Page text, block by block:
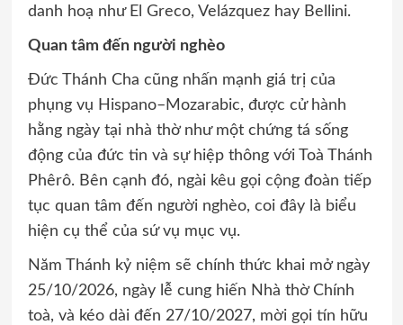
danh hoạ như El Greco, Velázquez hay Bellini.
Quan tâm đến người nghèo
Đức Thánh Cha cũng nhấn mạnh giá trị của
phụng vụ Hispano–Mozarabic, được cử hành
hằng ngày tại nhà thờ như một chứng tá sống
động của đức tin và sự hiệp thông với Toà Thánh
Phêrô. Bên cạnh đó, ngài kêu gọi cộng đoàn tiếp
tục quan tâm đến người nghèo, coi đây là biểu
hiện cụ thể của sứ vụ mục vụ.
Năm Thánh kỷ niệm sẽ chính thức khai mở ngày
25/10/2026, ngày lễ cung hiến Nhà thờ Chính
toà, và kéo dài đến 27/10/2027, mời gọi tín hữu